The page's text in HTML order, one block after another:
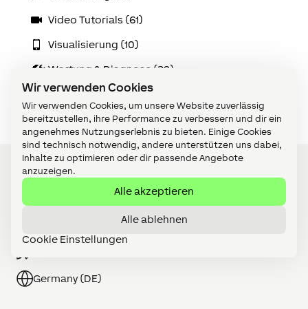
Wir verwenden Cookies
Wir verwenden Cookies, um unsere Website zuverlässig
bereitzustellen, ihre Performance zu verbessern und dir ein
angenehmes Nutzungserlebnis zu bieten. Einige Cookies
sind technisch notwendig, andere unterstützen uns dabei,
Inhalte zu optimieren oder dir passende Angebote
anzuzeigen.
Alle akzeptieren
Alle ablehnen
Cookie Einstellungen
Video Tutorials (61)
Visualisierung (10)
Wartung & Diagnose (32)
Zubehör (14)
Germany (DE)